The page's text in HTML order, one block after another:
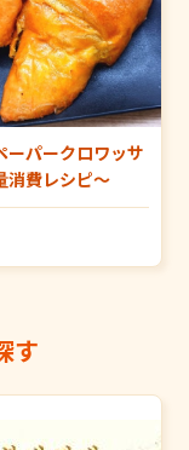
ーパークロワッサ
消費レシピ～
す